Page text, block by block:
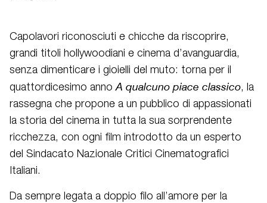
Capolavori riconosciuti e chicche da riscoprire,
grandi titoli hollywoodiani e cinema d’avanguardia,
senza dimenticare i gioielli del muto: torna per il
quattordicesimo annoA qualcuno piace classico, la
rassegna che propone a un pubblico di appassionati
la storia del cinema in tutta la sua sorprendente
ricchezza, con ogni film introdotto da un esperto
del Sindacato Nazionale Critici Cinematografici
Italiani.
Da sempre legata a doppio filo all’amore per la